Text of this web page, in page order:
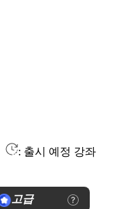
: 출시 예정 강좌
고급